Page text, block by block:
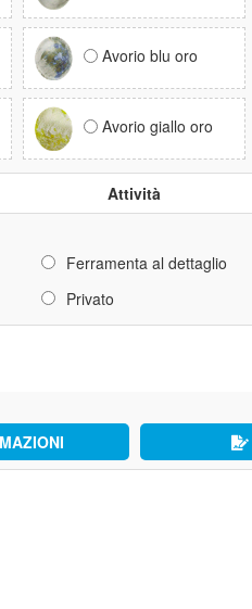
Avorio blu oro
Avorio giallo oro
Attività
Ferramenta al dettaglio
Privato